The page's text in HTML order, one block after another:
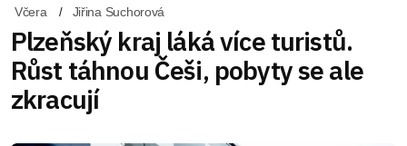
Včera Jiřina Suchorová
Plzeňský kraj láká více turistů.
Růst táhnou Češi, pobyty se ale
zkracují